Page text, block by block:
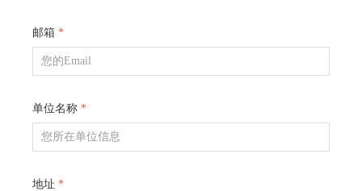
邮箱 *
单位名称 *
地址 *